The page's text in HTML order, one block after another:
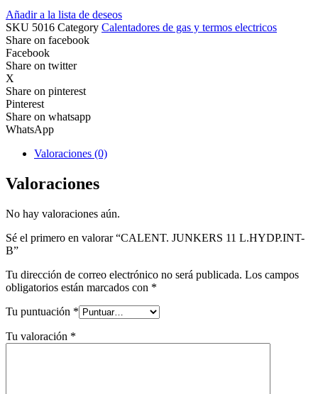
Añadir a la lista de deseos
SKU 5016 Category Calentadores de gas y termos electricos
Share on facebook
Facebook
Share on twitter
X
Share on pinterest
Pinterest
Share on whatsapp
WhatsApp
Valoraciones (0)
Valoraciones
No hay valoraciones aún.
Sé el primero en valorar “CALENT. JUNKERS 11 L.HYDP.INT-
B”
Tu dirección de correo electrónico no será publicada. Los campos
obligatorios están marcados con *
Tu puntuación *
Tu valoración *